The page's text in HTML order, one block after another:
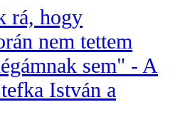
rá, hogy
nem tettem
sem" - A
István a